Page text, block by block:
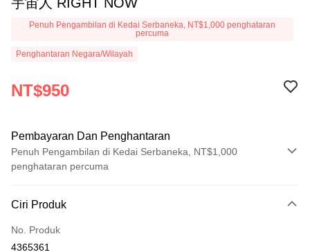
Penuh Pengambilan di Kedai Serbaneka, NT$1,000 penghataran
percuma
Penghantaran Negara/Wilayah
NT$950
Pembayaran Dan Penghantaran
Penuh Pengambilan di Kedai Serbaneka, NT$1,000
penghataran percuma
Kad Kredit (Bayaran Penuh)
Pengambilan di Kedai Serbaneka
Ciri Produk
No. Produk
4365361